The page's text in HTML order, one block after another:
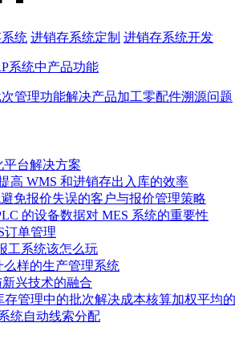
统 进销存系统定制 进销存系统开发
系统中产品功能
次管理功能解决产品加工零配件溯源问题
台解决方案
高 WMS 和进销存出入库的效率
免报价失误的客户与报价管理策略
的设备数据对 MES 系统的重要性
订单管理
工系统该怎么玩
么样的生产管理系统
兴技术的融合
存管理中的批次解决成本核算加权平均
统自动线索分配